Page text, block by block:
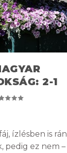
2-1
ízlésben is
pedig ez nem –